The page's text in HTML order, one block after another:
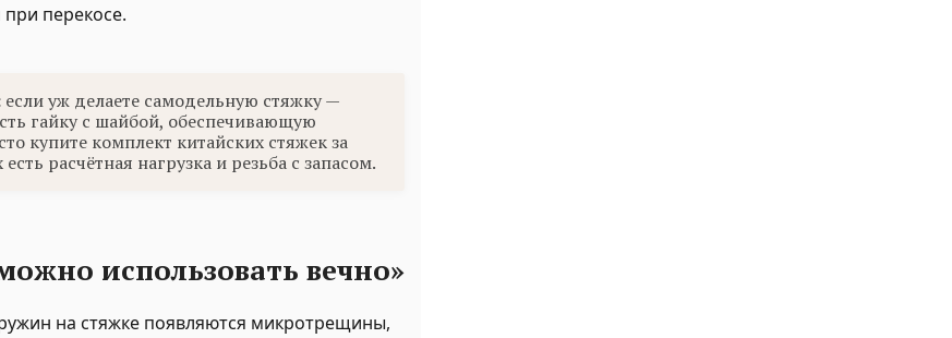
перекосе.
если уж делаете самодельную стяжку —
гайку с шайбой, обеспечивающую
купите комплект китайских стяжек за
расчётная нагрузка и резьба с запасом.
использовать вечно»
на стяжке появляются микротрещины,